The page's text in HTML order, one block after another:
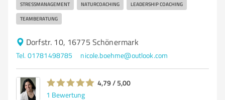
STRESSMANAGEMENT NATURCOACHING LEADERSHIP COACHING
TEAMBERATUNG
Dorfstr. 10, 16775 Schönermark
Tel. 01781498785 nicole.boehme@outlook.com
4,79 / 5,00
1 Bewertung